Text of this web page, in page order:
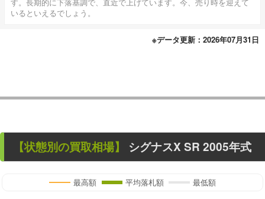
いるといえるでしょう。
※データ更新：2026年07月31日
【状態別の買取相場】 シグナスX SR 2005年式
最高額 平均落札額 最低額